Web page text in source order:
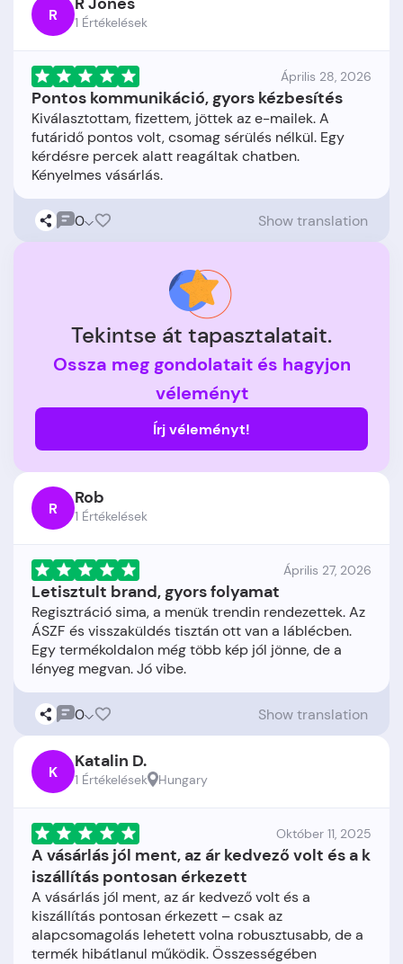
R 1 Értékelések
Április 28, 2026
Pontos kommunikáció, gyors kézbesítés
Kiválasztottam, fizettem, jöttek az e-mailek. A
futáridő pontos volt, csomag sérülés nélkül. Egy
kérdésre percek alatt reagáltak chatben.
0 Show translation
Tekintse át tapasztalatait.
Ossza meg gondolatait és hagyjon
véleményt
Írj véleményt!
R Rob
1 Értékelések
Április 27, 2026
Letisztult brand, gyors folyamat
Regisztráció sima, a menük trendin rendezettek. Az
ÁSZF és visszaküldés tisztán ott van a láblécben.
Egy termékoldalon még több kép jól jönne, de a
0 Show translation
K Katalin D.
1 Értékelések Hungary
Október 11, 2025
A vásárlás jól ment, az ár kedvező volt és a k
iszállítás pontosan érkezett
A vásárlás jól ment, az ár kedvező volt és a
kiszállítás pontosan érkezett – csak az
alapcsomagolás lehetett volna robusztusabb, de a
termék hibátlanul működik. Összességében